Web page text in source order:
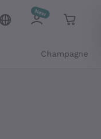
Champagne